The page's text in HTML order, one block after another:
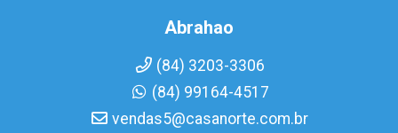
Abrahao
(84) 3203-3306
(84) 99164-4517
vendas5@casanorte.com.br